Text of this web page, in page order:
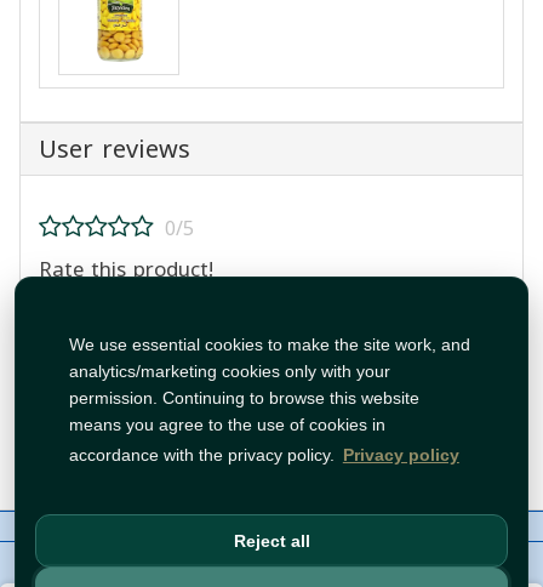
We use essential cookies to make the site work, and
analytics/marketing cookies only with your
permission. Continuing to browse this website
means you agree to the use of cookies in
accordance with the privacy policy. Privacy policy
Reject all
User reviews
0/5
Rate this product!
Post Review
About Us
WhatsApp
Copyright©Tawfeer 2018-2026